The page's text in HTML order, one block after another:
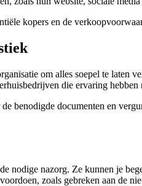
kopers en de
om alles soepel te laten
die ervaring
benodigde documenten en
nodige nazorg. Ze kunnen je
zoals gebreken aan de